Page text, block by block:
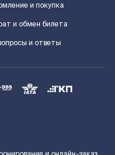
и покупка
и обмен билета
и ответы